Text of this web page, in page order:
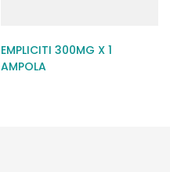
EMPLICITI 300MG X 1
AMPOLA